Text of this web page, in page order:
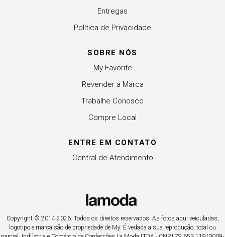
Entregas
Política de Privacidade
SOBRE NÓS
My Favorite
Revender a Marca
Trabalhe Conosco
Compre Local
ENTRE EM CONTATO
Central de Atendimento
Copyright © 2014-2026. Todos os direitos reservados. As fotos aqui veiculadas,
logotipo e marca são de propriedade de My. É vedada a sua reprodução, total ou